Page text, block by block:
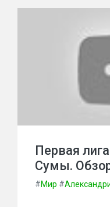
Первая
Сумы.
#Мир #